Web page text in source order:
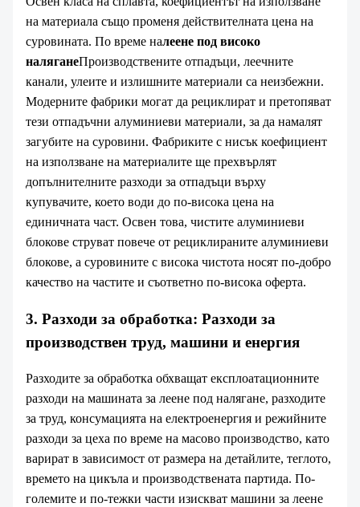
на материала също променя действителната цена на
суровината. По време налеене под високо
наляганеПроизводствените отпадъци, леечните
канали, улеите и излишните материали са неизбежни.
Модерните фабрики могат да рециклират и претопяват
тези отпадъчни алуминиеви материали, за да намалят
загубите на суровини. Фабриките с нисък коефициент
на използване на материалите ще прехвърлят
допълнителните разходи за отпадъци върху
купувачите, което води до по-висока цена на
единичната част. Освен това, чистите алуминиеви
блокове струват повече от рециклираните алуминиеви
блокове, а суровините с висока чистота носят по-добро
качество на частите и съответно по-висока оферта.
3. Разходи за обработка: Разходи за
производствен труд, машини и енергия
Разходите за обработка обхващат експлоатационните
разходи на машината за леене под налягане, разходите
за труд, консумацията на електроенергия и режийните
разходи за цеха по време на масово производство, като
варират в зависимост от размера на детайлите, теглото,
времето на цикъла и производствената партида. По-
големите и по-тежки части изискват машини за леене